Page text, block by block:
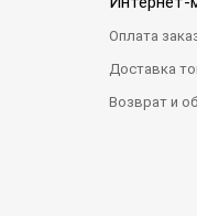
Оплата
Доставка
Возврат и